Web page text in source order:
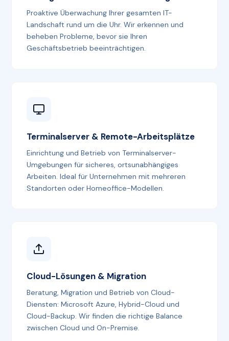
Proaktive Überwachung Ihrer gesamten IT-
Landschaft rund um die Uhr. Wir erkennen und
beheben Probleme, bevor sie Ihren
Geschäftsbetrieb beeinträchtigen.
Terminalserver & Remote-Arbeitsplätze
Einrichtung und Betrieb von Terminalserver-
Umgebungen für sicheres, ortsunabhängiges
Arbeiten. Ideal für Unternehmen mit mehreren
Standorten oder Homeoffice-Modellen.
Cloud-Lösungen & Migration
Beratung, Migration und Betrieb von Cloud-
Diensten: Microsoft Azure, Hybrid-Cloud und
Cloud-Backup. Wir finden die richtige Balance
zwischen Cloud und On-Premise.